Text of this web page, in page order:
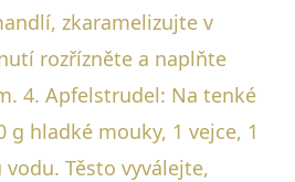
zkaramelizujte v
rozřízněte a naplňte
4. Apfelstrudel: Na tenké
hladké mouky, 1 vejce, 1
Těsto vyválejte,